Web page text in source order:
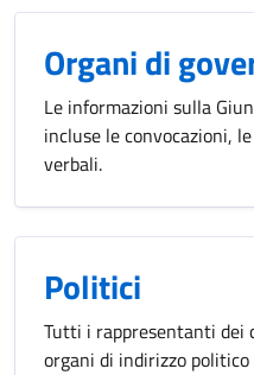
Organi di
Le informazioni sulla
incluse le convocazioni,
verbali.
Politici
Tutti i rappresentanti dei
organi di indirizzo politico